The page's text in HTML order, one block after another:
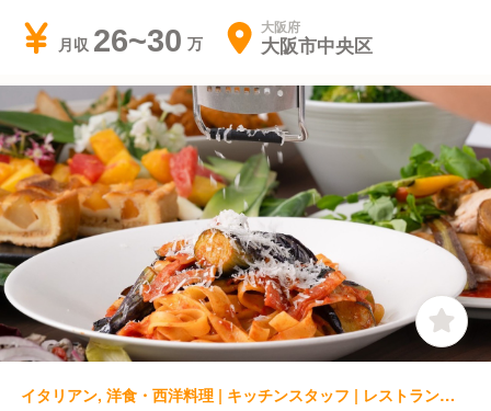
月収 26~30 大阪府
大阪市中央区
イタリアン, 洋食・西洋料理 | キッチンスタッフ | レストラングループ 天満橋エリア ホテル内レストラン